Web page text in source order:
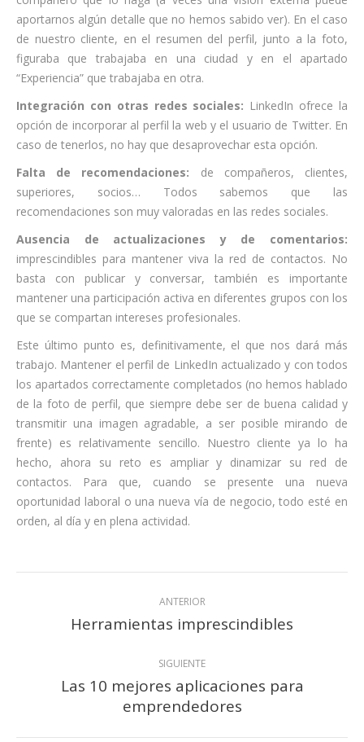
aportarnos algún detalle que no hemos sabido ver). En el caso
de nuestro cliente, en el resumen del perfil, junto a la foto,
figuraba que trabajaba en una ciudad y en el apartado
“Experiencia” que trabajaba en otra.
Integración con otras redes sociales: LinkedIn ofrece la
opción de incorporar al perfil la web y el usuario de Twitter. En
caso de tenerlos, no hay que desaprovechar esta opción.
Falta de recomendaciones: de compañeros, clientes,
superiores, socios… Todos sabemos que las
recomendaciones son muy valoradas en las redes sociales.
Ausencia de actualizaciones y de comentarios:
imprescindibles para mantener viva la red de contactos. No
basta con publicar y conversar, también es importante
mantener una participación activa en diferentes grupos con los
que se compartan intereses profesionales.
Este último punto es, definitivamente, el que nos dará más
trabajo. Mantener el perfil de LinkedIn actualizado y con todos
los apartados correctamente completados (no hemos hablado
de la foto de perfil, que siempre debe ser de buena calidad y
transmitir una imagen agradable, a ser posible mirando de
frente) es relativamente sencillo. Nuestro cliente ya lo ha
hecho, ahora su reto es ampliar y dinamizar su red de
contactos. Para que, cuando se presente una nueva
oportunidad laboral o una nueva vía de negocio, todo esté en
orden, al día y en plena actividad.
Navegación
entre
publicaciones
ANTERIOR
Publicación
Herramientas imprescindibles
SIGUIENTE
Publicación
siguiente:
Las 10 mejores aplicaciones para
emprendedores